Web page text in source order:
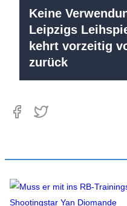
Keine
Leipzigs
kehrt vorzeitig
zurück